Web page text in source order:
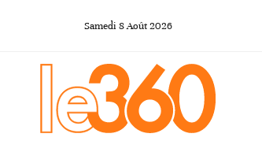
Samedi 8Août2026